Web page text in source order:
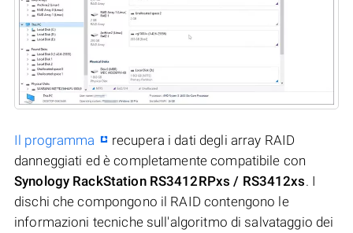
Il programma
recupera i dati degli array RAID
danneggiati ed è completamente compatibile con
Synology RackStation RS3412RPxs / RS3412xs. I
dischi che compongono il RAID contengono le
informazioni tecniche sull'algoritmo di salvataggio dei